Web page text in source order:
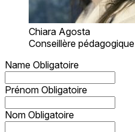
Chiara Agosta
Conseillère pédagogique
Name Obligatoire
Prénom Obligatoire
Nom Obligatoire